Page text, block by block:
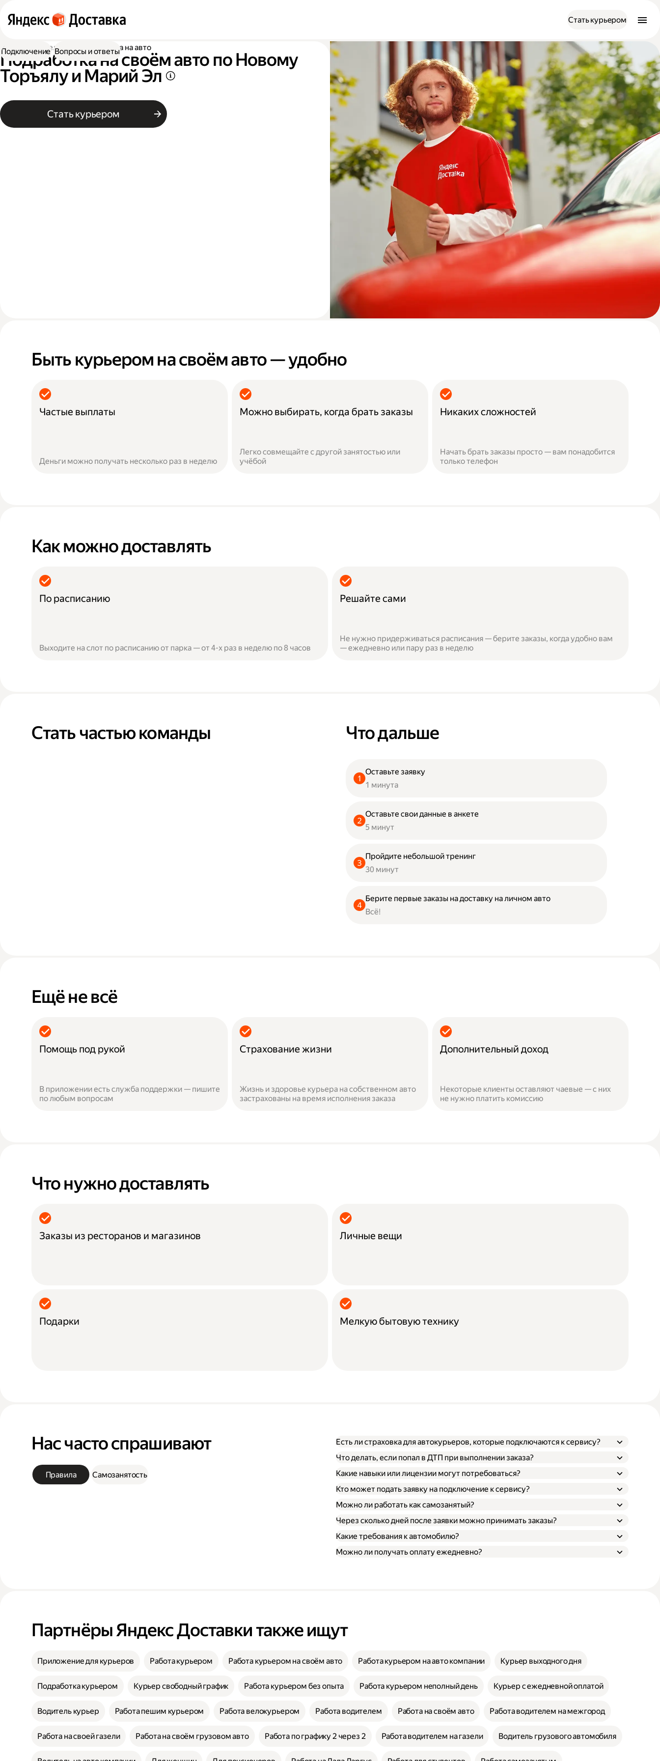
Стать курьером
Работа водителем Подработка на авто
Подработка на своём авто по Новому
Торъялу и Марий Эл
Стать курьером
Подключение Вопросы и ответы
Быть курьером на своём авто — удобно
Частые выплаты
Деньги можно получать несколько раз в неделю
Можно выбирать, когда брать заказы
Легко совмещайте с другой занятостью или
учёбой
Никаких сложностей
Начать брать заказы просто — вам понадобится
только телефон
Как можно доставлять
По расписанию
Выходите на слот по расписанию от парка — от 4-х раз в неделю по 8 часов
Решайте сами
Не нужно придерживаться расписания — берите заказы, когда удобно вам
— ежедневно или пару раз в неделю
Стать частью команды Что дальше
Оставьте заявку
1 минута
Оставьте свои данные в анкете
5 минут
Пройдите небольшой тренинг
30 минут
Берите первые заказы на доставку на личном авто
Всё!
Ещё не всё
Помощь под рукой
В приложении есть служба поддержки — пишите
по любым вопросам
Страхование жизни
Жизнь и здоровье курьера на собственном авто
застрахованы на время исполнения заказа
Дополнительный доход
Некоторые клиенты оставляют чаевые — с них
не нужно платить комиссию
Что нужно доставлять
Заказы из ресторанов и магазинов Личные вещи
Подарки Мелкую бытовую технику
Нас часто спрашивают
Правила Самозанятость
Есть ли страховка для автокурьеров, которые подключаются к сервису?
Что делать, если попал в ДТП при выполнении заказа?
Какие навыки или лицензии могут потребоваться?
Кто может подать заявку на подключение к сервису?
Можно ли работать как самозанятый?
Через сколько дней после заявки можно принимать заказы?
Какие требования к автомобилю?
Можно ли получать оплату ежедневно?
Партнёры Яндекс Доставки также ищут
Приложение для курьеров Работа курьером Работа курьером на своём авто Работа курьером на авто компании Курьер выходного дня
Подработка курьером Курьер свободный график Работа курьером без опыта Работа курьером неполный день Курьер с ежедневной оплатой
Водитель курьер Работа пешим курьером Работа велокурьером Работа водителем Работа на своём авто Работа водителем на межгород
Работа на своей газели Работа на своём грузовом авто Работа по графику 2 через 2 Работа водителем на газели Водитель грузового автомобиля